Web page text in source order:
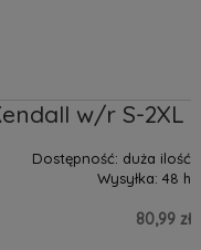
w/r S-2XL
Dostępność: duża ilość
Wysyłka: 48 h
80,99 zł